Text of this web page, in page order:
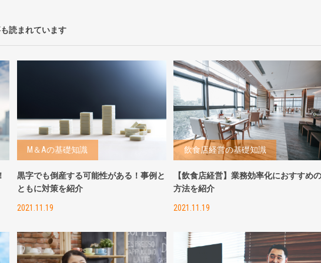
読まれています
M＆Aの基礎知識
黒字でも倒産する可能性がある！事例と
ともに対策を紹介
2021.11.19
飲食店経営の基礎知識
【飲食店経営】業務効率化におすすめ
方法を紹介
2021.11.19